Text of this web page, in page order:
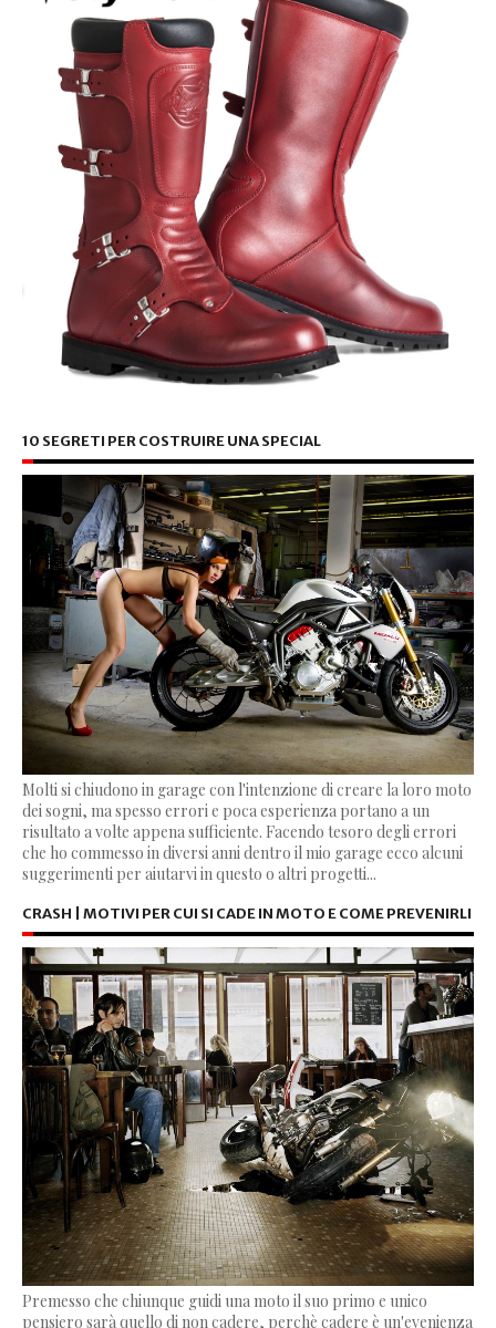
10 SEGRETI PER COSTRUIRE UNA SPECIAL
Molti si chiudono in garage con l'intenzione di creare la loro moto
dei sogni, ma spesso errori e poca esperienza portano a un
risultato a volte appena sufficiente. Facendo tesoro degli errori
che ho commesso in diversi anni dentro il mio garage ecco alcuni
suggerimenti per aiutarvi in questo o altri progetti...
CRASH | MOTIVI PER CUI SI CADE IN MOTO E COME PREVENIRLI
Premesso che chiunque guidi una moto il suo primo e unico
pensiero sarà quello di non cadere, perchè cadere è un'evenienza